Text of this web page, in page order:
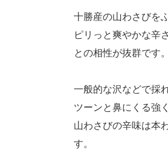
十勝産の山わさびを
ピリっと爽やかな辛
との相性が抜群です。
一般的な沢などで採
ツーンと鼻にくる強
山わさびの辛味は本
す。